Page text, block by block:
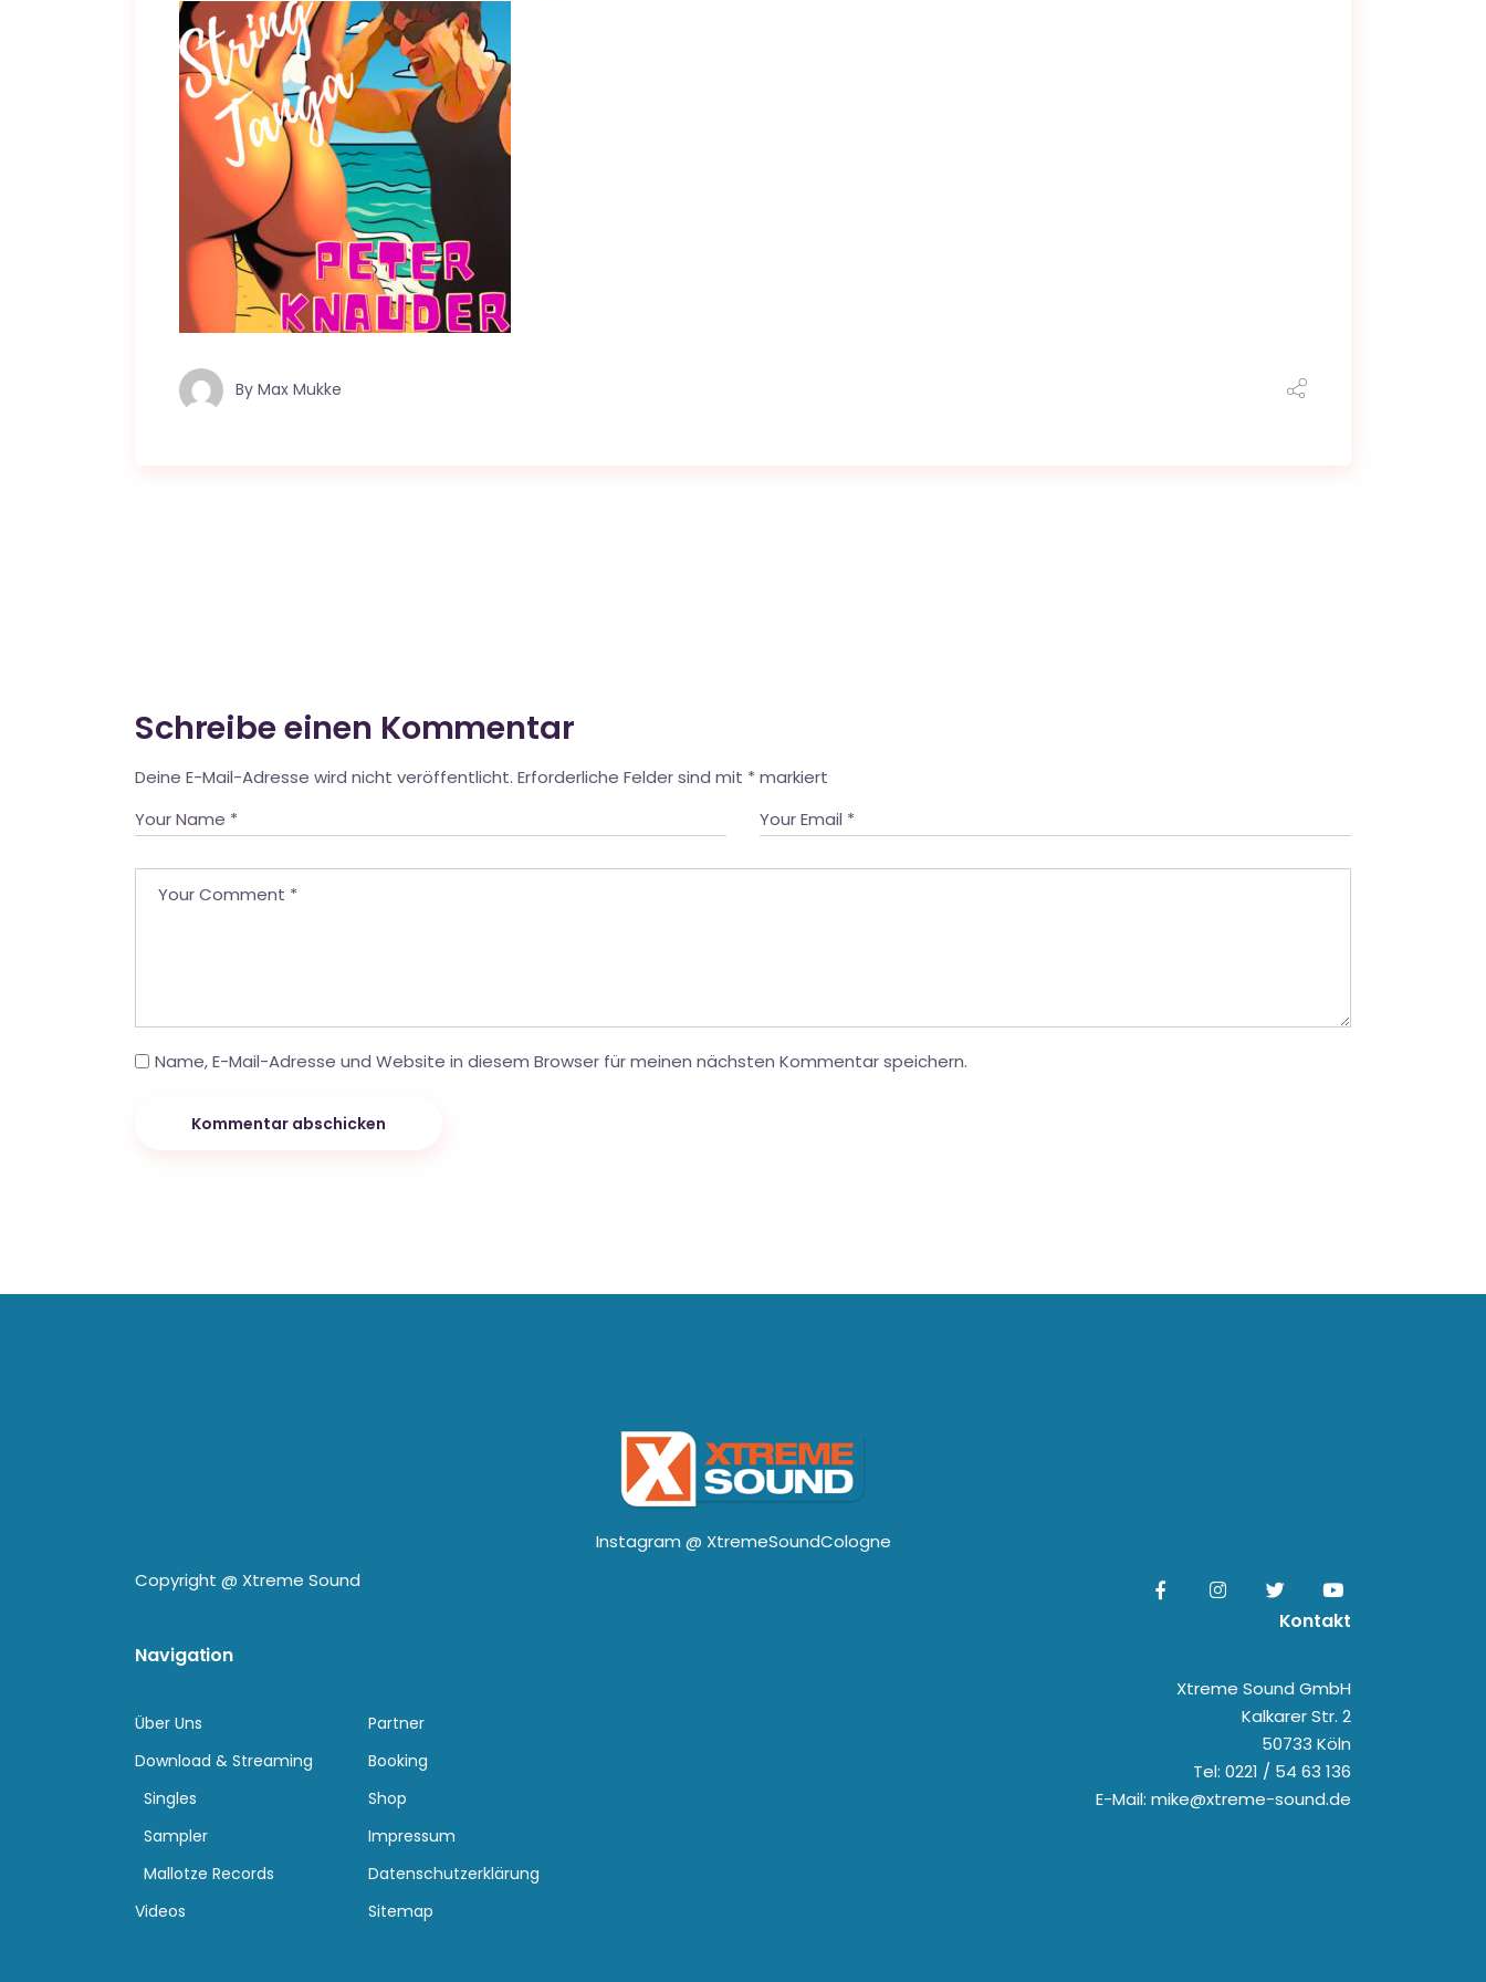
By Max Mukke
Schreibe einen Kommentar
Deine E-Mail-Adresse wird nicht veröffentlicht. Erforderliche Felder sind mit * markiert
Name, E-Mail-Adresse und Website in diesem Browser für meinen nächsten Kommentar speichern.
Kommentar abschicken
Instagram @ XtremeSoundCologne
Copyright @ Xtreme Sound
Navigation
Über Uns
Download & Streaming
Singles
Sampler
Mallotze Records
Videos
Partner
Booking
Shop
Impressum
Datenschutzerklärung
Sitemap
Kontakt
Xtreme Sound GmbH
Kalkarer Str. 2
50733 Köln
Tel: 0221 / 54 63 136
E-Mail: mike@xtreme-sound.de